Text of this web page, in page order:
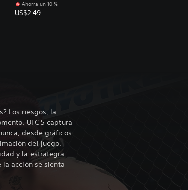
Ahorra un 10 %
US$2.49
Los riesgos, la
UFC 5 captura
desde gráficos
del juego,
y la estrategia
acción se sienta